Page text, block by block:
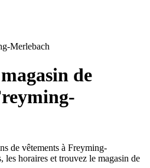
Merlebach
de
de vêtements à Freyming-
les horaires et trouvez le magasin de